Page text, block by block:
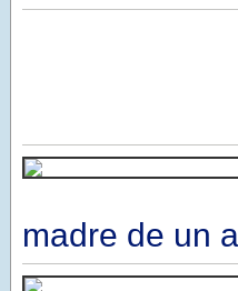
madre de un